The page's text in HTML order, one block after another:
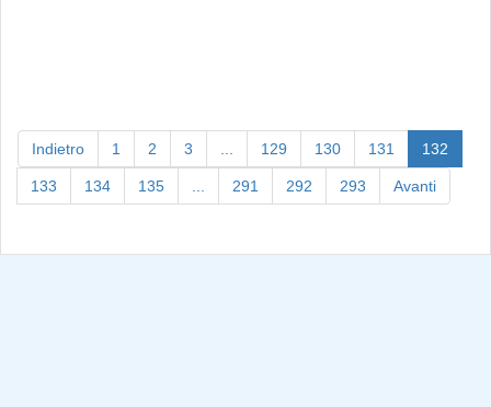
Indietro 1 2 3 129 130 131 132
133 134 135 291 292 293 Avanti